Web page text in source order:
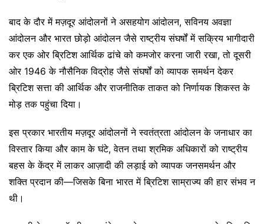
बाद के दौर में मज़दूर आंदोलनों ने असहयोग आंदोलन, सविनय अवज्ञा
आंदोलन और भारत छोड़ो आंदोलन जैसे राष्ट्रीय संघर्षों में सक्रिय भागीदारी
कर एक ओर ब्रिटिश आर्थिक ढांचे को कमजोर करना जारी रखा, तो दूसरी
ओर 1946 के नौसैनिक विद्रोह जैसे संघर्षों को व्यापक समर्थन देकर
ब्रिटिश सत्ता की आर्थिक और राजनीतिक ताकत को निर्णायक शिकस्त के
मोड़ तक पहुंचा दिया।
इस प्रकार भारतीय मज़दूर आंदोलनों ने स्वतंत्रता आंदोलन के जनाधार का
विस्तार किया और काम के घंटे, वेतन तथा श्रमिक अधिकारों को राष्ट्रीय
बहस के केंद्र में लाकर आज़ादी की लड़ाई को व्यापक जनसमर्थन और
शक्ति प्रदान की—जिसके बिना भारत में ब्रिटिश साम्राज्य की हार संभव न
थी।